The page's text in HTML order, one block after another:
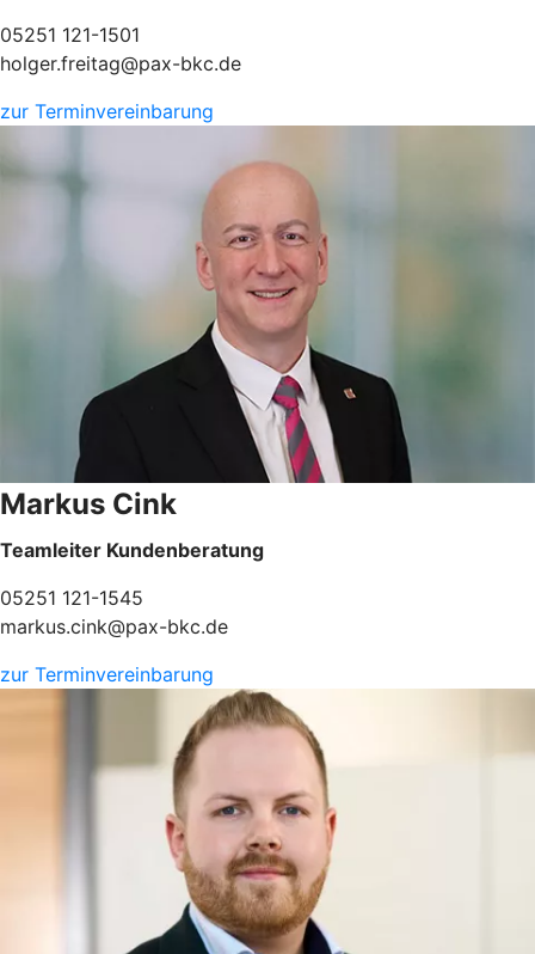
05251 121-1501
holger.freitag@pax-bkc.de
zur Terminvereinbarung
Markus Cink
Teamleiter Kundenberatung
05251 121-1545
markus.cink@pax-bkc.de
zur Terminvereinbarung